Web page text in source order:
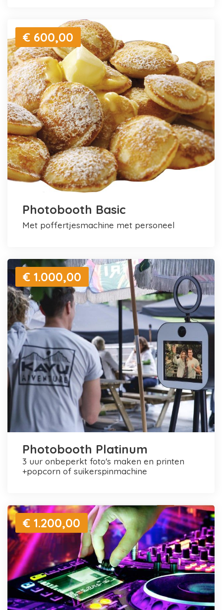
€ 600,00
Photobooth Basic
met poffertjesmachine met personeel
€ 1.000,00
Photobooth Platinum
3 uur onbeperkt foto's maken en printen
+popcorn of suikerspinmachine
€ 1.200,00